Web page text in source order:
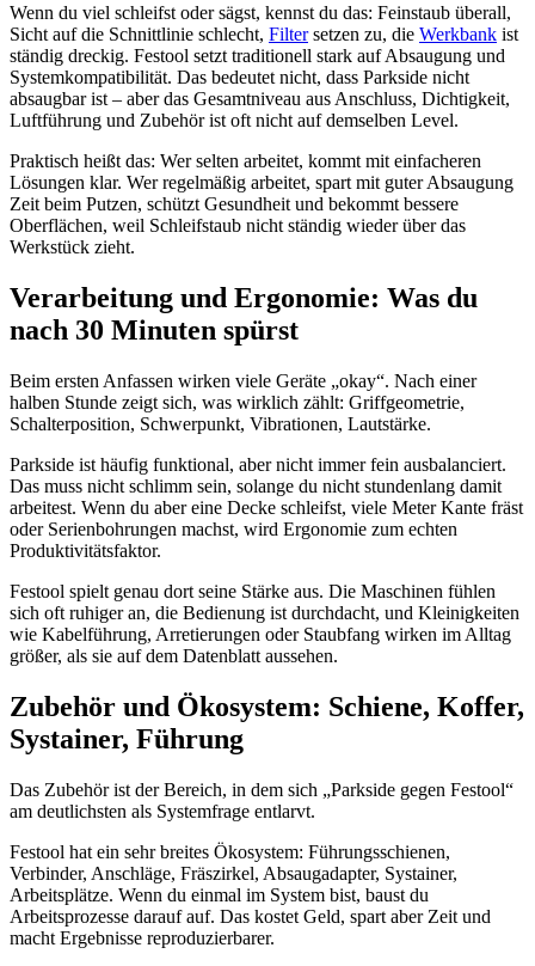
Wenn du viel schleifst oder sägst, kennst du das: Feinstaub überall,
Sicht auf die Schnittlinie schlecht, Filtersetzen zu, die Werkbank ist
ständig dreckig. Festool setzt traditionell stark auf Absaugung und
Systemkompatibilität. Das bedeutet nicht, dass Parkside nicht
absaugbar ist – aber das Gesamtniveau aus Anschluss, Dichtigkeit,
Luftführung und Zubehör ist oft nicht auf demselben Level.
Praktisch heißt das: Wer selten arbeitet, kommt mit einfacheren
Lösungen klar. Wer regelmäßig arbeitet, spart mit guter Absaugung
Zeit beim Putzen, schützt Gesundheit und bekommt bessere
Oberflächen, weil Schleifstaub nicht ständig wieder über das
Werkstück zieht.
Verarbeitung und Ergonomie: Was du
nach 30 Minuten spürst
Beim ersten Anfassen wirken viele Geräte „okay“. Nach einer
halben Stunde zeigt sich, was wirklich zählt: Griffgeometrie,
Schalterposition, Schwerpunkt, Vibrationen, Lautstärke.
Parkside ist häufig funktional, aber nicht immer fein ausbalanciert.
Das muss nicht schlimm sein, solange du nicht stundenlang damit
arbeitest. Wenn du aber eine Decke schleifst, viele Meter Kante fräst
oder Serienbohrungen machst, wird Ergonomie zum echten
Produktivitätsfaktor.
Festool spielt genau dort seine Stärke aus. Die Maschinen fühlen
sich oft ruhiger an, die Bedienung ist durchdacht, und Kleinigkeiten
wie Kabelführung, Arretierungen oder Staubfang wirken im Alltag
größer, als sie auf dem Datenblatt aussehen.
Zubehör und Ökosystem: Schiene, Koffer,
Systainer, Führung
Das Zubehör ist der Bereich, in dem sich „Parkside gegen Festool“
am deutlichsten als Systemfrage entlarvt.
Festool hat ein sehr breites Ökosystem: Führungsschienen,
Verbinder, Anschläge, Fräszirkel, Absaugadapter, Systainer,
Arbeitsplätze. Wenn du einmal im System bist, baust du
Arbeitsprozesse darauf auf. Das kostet Geld, spart aber Zeit und
macht Ergebnisse reproduzierbarer.